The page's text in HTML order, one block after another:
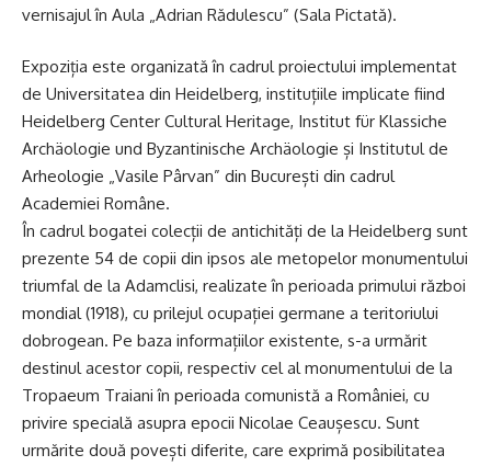
vernisajul în Aula „Adrian Rădulescu” (Sala Pictată).
Expoziția este organizată în cadrul proiectului implementat
de Universitatea din Heidelberg, instituțiile implicate fiind
Heidelberg Center Cultural Heritage, Institut für Klassiche
Archäologie und Byzantinische Archäologie și Institutul de
Arheologie „Vasile Pârvan” din București din cadrul
Academiei Române.
În cadrul bogatei colecții de antichități de la Heidelberg sunt
prezente 54 de copii din ipsos ale metopelor monumentului
triumfal de la Adamclisi, realizate în perioada primului război
mondial (1918), cu prilejul ocupației germane a teritoriului
dobrogean. Pe baza informațiilor existente, s-a urmărit
destinul acestor copii, respectiv cel al monumentului de la
Tropaeum Traiani în perioada comunistă a României, cu
privire specială asupra epocii Nicolae Ceaușescu. Sunt
urmărite două povești diferite, care exprimă posibilitatea